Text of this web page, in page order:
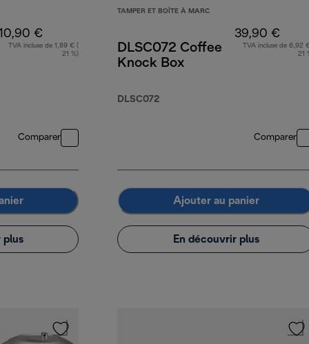
€
TVA incluse de 1,89 € (
21 %)
Comparer
plus
TAMPER ET BOÎTE À MARC
DLSC072 Coffee
Knock Box
DLSC072
39,90 €
TVA incluse de 6,92
21
Comparer
Ajouter au panier
En découvrir plus